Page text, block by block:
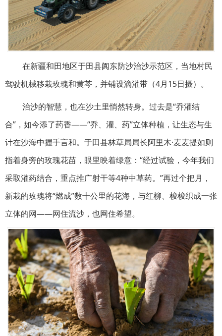
在新疆和田地区于田县阗东防沙治沙示范区，当地村民
驾驶机械移栽玫瑰和黄芩，并铺设滴灌带（4月15日摄）。
治沙的智慧，也在沙土里悄然转身。过去是“乔灌结
合”，如今添了药香——“乔、灌、药”立体种植，让生态与生
计在沙海中握手言和。于田县林草局局长阿里木·麦麦提如则
指着身旁的玫瑰花苗，眼里映着绿意：“经过试验，今年我们
采取灌药结合，重点推广射干等4种中草药。”再过个把月，
新栽的玫瑰将“燃成”数十公里的花海，与红柳、梭梭织成一张
立体的网——网住流沙，也网住希望。